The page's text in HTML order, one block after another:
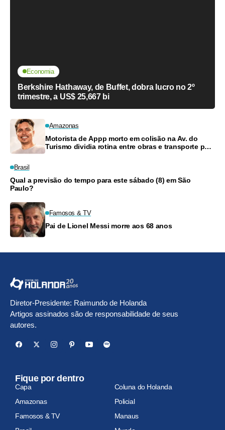
Economia
Berkshire Hathaway, de Buffet, dobra lucro no 2º
trimestre, a US$ 25,667 bi
Amazonas
Motorista de Appp morto em colisão na Av. do
Turismo dividia rotina entre obras e transporte para
Brasil
Qual a previsão do tempo para este sábado (8) em São
Paulo?
Famosos & TV
Pai de Lionel Messi morre aos 68 anos
Diretor-Presidente: Raimundo de Holanda
Artigos assinados são de responsabilidade de seus
autores.
Fique por dentro
Capa
Coluna do Holanda
Amazonas
Policial
Famosos & TV
Manaus